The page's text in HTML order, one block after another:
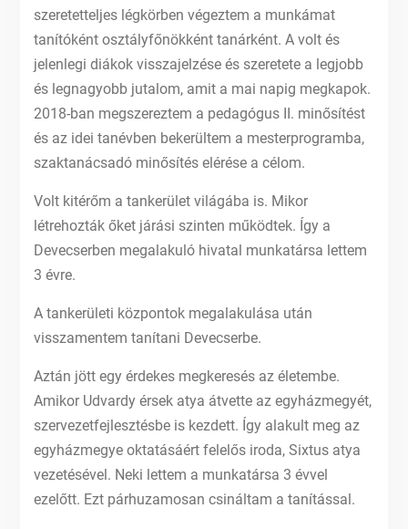
szeretetteljes légkörben végeztem a munkámat
tanítóként osztályfőnökként tanárként. A volt és
jelenlegi diákok visszajelzése és szeretete a legjobb
és legnagyobb jutalom, amit a mai napig megkapok.
2018-ban megszereztem a pedagógus II. minősítést
és az idei tanévben bekerültem a mesterprogramba,
szaktanácsadó minősítés elérése a célom.
Volt kitérőm a tankerület világába is. Mikor
létrehozták őket járási szinten működtek. Így a
Devecserben megalakuló hivatal munkatársa lettem
3 évre.
A tankerületi központok megalakulása után
visszamentem tanítani Devecserbe.
Aztán jött egy érdekes megkeresés az életembe.
Amikor Udvardy érsek atya átvette az egyházmegyét,
szervezetfejlesztésbe is kezdett. Így alakult meg az
egyházmegye oktatásáért felelős iroda, Sixtus atya
vezetésével. Neki lettem a munkatársa 3 évvel
ezelőtt. Ezt párhuzamosan csináltam a tanítással.